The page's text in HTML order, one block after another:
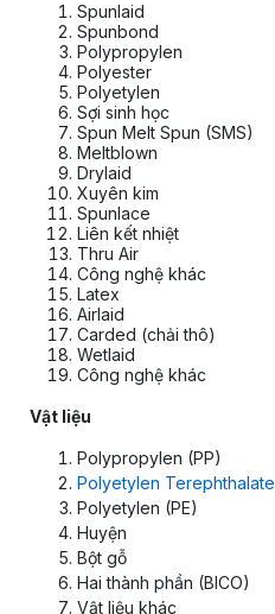
Spunlaid
Spunbond
Polypropylen
Polyester
Polyetylen
Sợi sinh học
Spun Melt Spun (SMS)
Meltblown
Drylaid
Xuyên kim
Spunlace
Liên kết nhiệt
Thru Air
Công nghệ khác
Latex
Airlaid
Carded (chải thô)
Wetlaid
Công nghệ khác
Vật liệu
Polypropylen (PP)
Polyetylen Terephthalate
Polyetylen (PE)
Huyện
Bột gỗ
Hai thành phần (BICO)
Vật liệu khác